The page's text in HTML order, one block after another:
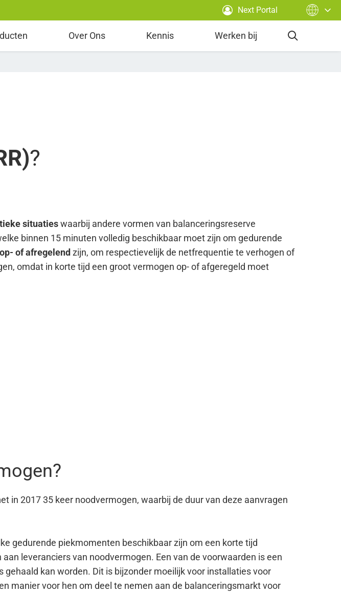
Next Portal
Over Ons Kennis Werken bij
?
situatieswaarbij andere vormen van balanceringsreserve
binnen 15 minuten volledig beschikbaar moet zijn om gedurende
op- of afregelend zijn, om respectievelijk de netfrequentie te verhogen of
omdat in korte tijd een groot vermogen op- of afgeregeld moet
in 2017 35 keer noodvermogen, waarbij de duur van deze aanvragen
gedurende piekmomenten beschikbaar zijn om een korte tijd
leveranciers van noodvermogen. Een van de voorwaarden is een
kan worden. Dit is bijzonder moeilijk voor installaties voor
manier voor hen om deel te nemen aan de balanceringsmarkt voor